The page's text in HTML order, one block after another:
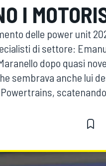
WECI
delle power unit
di settore:
dopo quasi
sembrava anche lui